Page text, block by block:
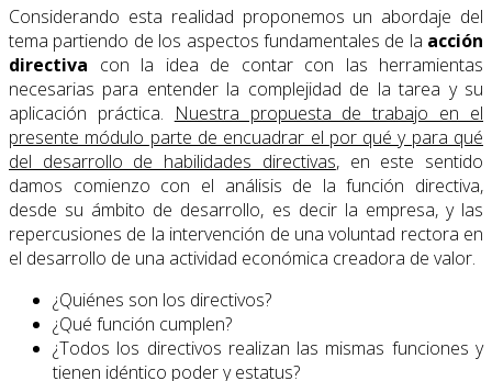
Considerando esta realidad proponemos un abordaje del
tema partiendo de los aspectos fundamentales de la acción
directiva con la idea de contar con las herramientas
necesarias para entender la complejidad de la tarea y su
aplicación práctica. Nuestra propuesta de trabajo en el
presente módulo parte de encuadrar el por qué y para qué
del desarrollo de habilidades directivas, en este sentido
damos comienzo con el análisis de la función directiva,
desde su ámbito de desarrollo, es decir la empresa, y las
repercusiones de la intervención de una voluntad rectora en
el desarrollo de una actividad económica creadora de valor.
¿Quiénes son los directivos?
¿Qué función cumplen?
¿Todos los directivos realizan las mismas funciones y
tienen idéntico poder y estatus?